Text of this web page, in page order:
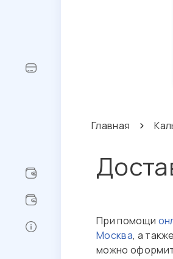
Главная
При помощи
Москва, а
можно